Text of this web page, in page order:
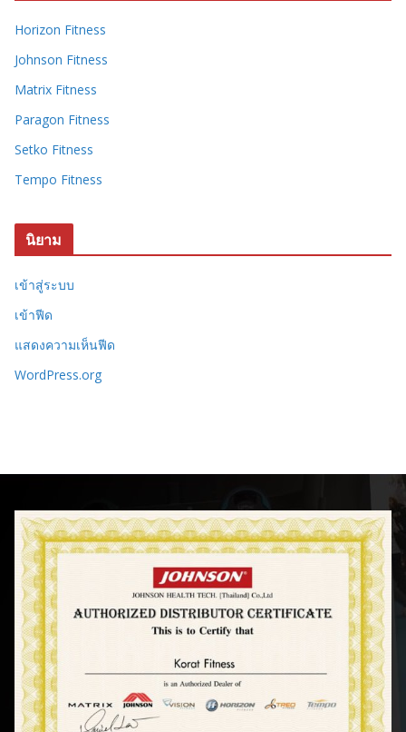
Horizon Fitness
Johnson Fitness
Matrix Fitness
Paragon Fitness
Setko Fitness
Tempo Fitness
นิยาม
เข้าสู่ระบบ
เข้าฟีด
แสดงความเห็นฟีด
WordPress.org